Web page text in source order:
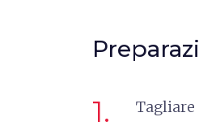
1. Tagliare